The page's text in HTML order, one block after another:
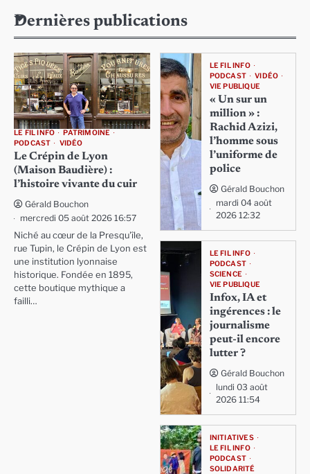
Dernières publications
LE FIL INFO
PATRIMOINE
PODCAST
VIDÉO
Le Crépin de Lyon
(Maison Baudière) :
l’histoire vivante du cuir
Gérald Bouchon
mercredi 05 août 2026 16:57
Niché au cœur de la Presqu'île,
rue Tupin, le Crépin de Lyon est
une institution lyonnaise
historique. Fondée en 1895,
cette boutique mythique a
failli…
LE FIL INFO
PODCAST
VIDÉO
VIE PUBLIQUE
« Un sur un
million » :
Rachid Azizi,
l’homme sous
l’uniforme de
police
Gérald Bouchon
mardi 04 août
2026 12:32
LE FIL INFO
PODCAST
SCIENCE
VIE PUBLIQUE
Infox, IA et
ingérences : le
journalisme
peut-il encore
lutter ?
Gérald Bouchon
lundi 03 août
2026 11:54
INITIATIVES
LE FIL INFO
PODCAST
SOLIDARITÉ